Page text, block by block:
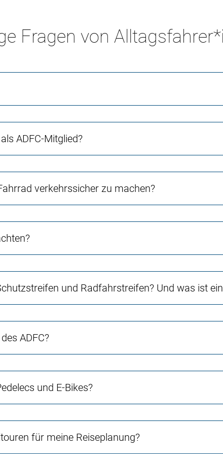
Fragen von
ADFC-Mitglied?
verkehrssicher zu machen?
und Radfahrstreifen? Und was ist
ADFC?
und E-Bikes?
für meine Reiseplanung?